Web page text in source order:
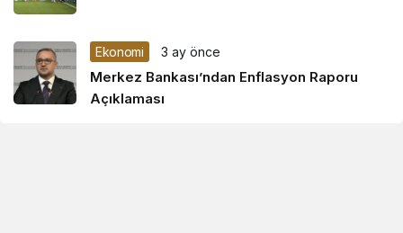
Ekonomi 3 ay önce
Merkez Bankası’ndan Enflasyon Raporu
Açıklaması